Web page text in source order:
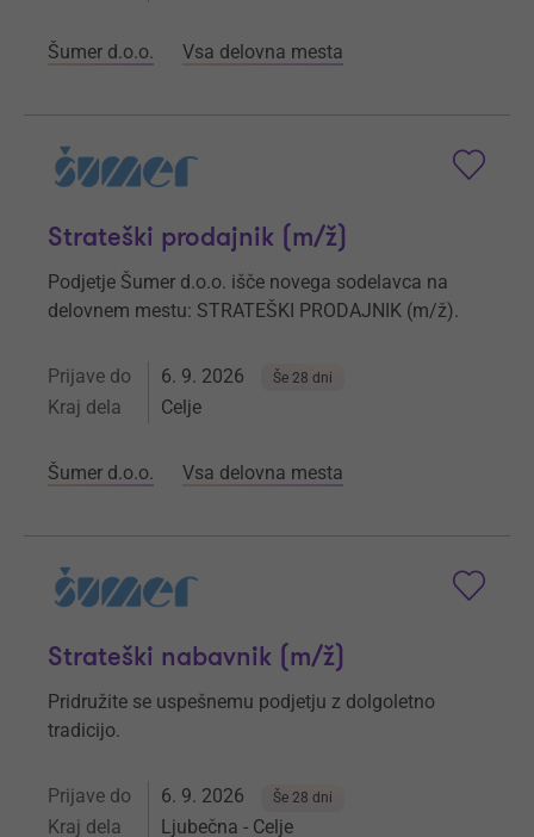
Šumer d.o.o. Vsa delovna mesta
Strateški prodajnik (m/ž)
Podjetje Šumer d.o.o. išče novega sodelavca na
delovnem mestu: STRATEŠKI PRODAJNIK (m/ž).
Prijave do 6. 9. 2026 Še 28 dni
Kraj dela Celje
Šumer d.o.o. Vsa delovna mesta
Strateški nabavnik (m/ž)
Pridružite se uspešnemu podjetju z dolgoletno
tradicijo.
Prijave do 6. 9. 2026 Še 28 dni
Kraj dela Ljubečna - Celje